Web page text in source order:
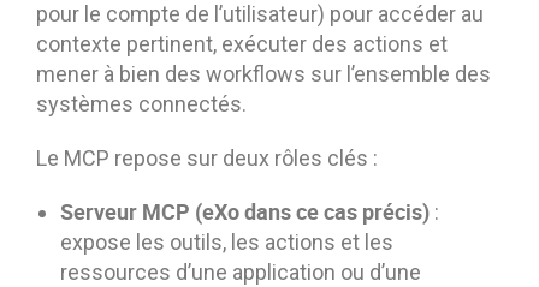
pour le compte de l’utilisateur) pour accéder au
contexte pertinent, exécuter des actions et
mener à bien des workflows sur l’ensemble des
systèmes connectés.
Le MCP repose sur deux rôles clés :
Serveur MCP (eXo dans ce cas précis) :
expose les outils, les actions et les
ressources d’une application ou d’une